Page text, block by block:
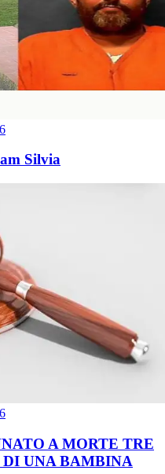
Silvia
A MORTE TRE
UNA BAMBINA